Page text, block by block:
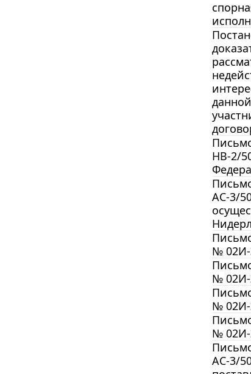
НВ-2/
АС-3/
№ 02И-
№ 02И-
№ 02И-
№ 02И-
АС-3/